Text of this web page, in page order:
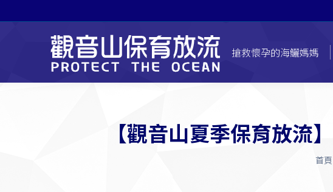
搶救懷孕的海鱺媽媽
【觀音山夏季保育放流
您
首頁